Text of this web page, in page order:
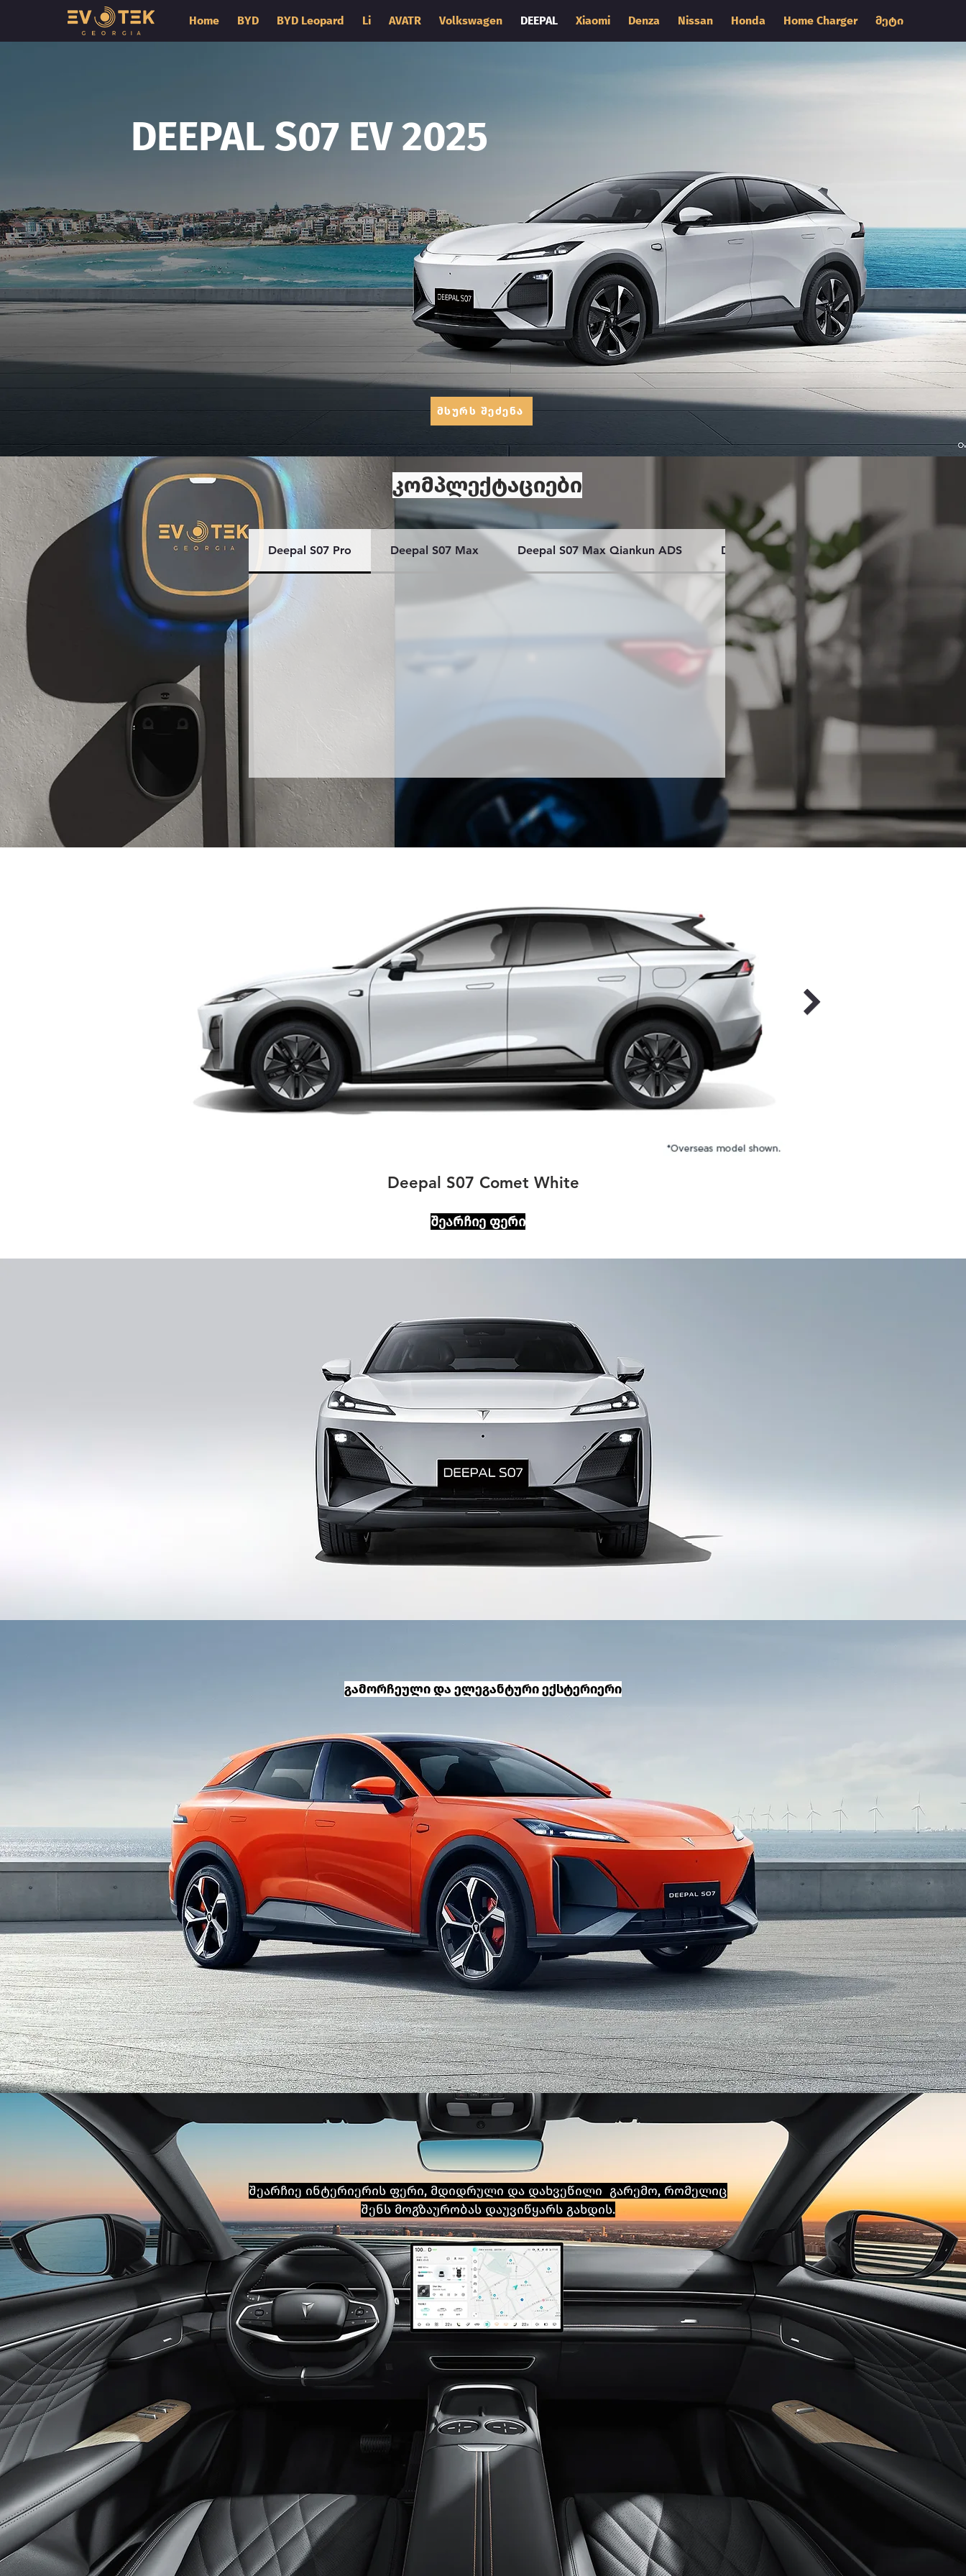
Home BYD BYD Leopard Li AVATR Volkswagen DEEPAL Xiaomi Denza Nissan Honda Home Charger მეტი
DEEPAL S07 EV 2025
მსურს შეძენა
კომპლექტაციები
Deepal S07 Pro Deepal S07 Max Deepal S07 Max Qiankun ADS Deepal S07 628 Max Qiankun ADS
შეარჩიე ფერი
Deepal S07 Comet White
გამორჩეული და ელეგანტური ექსტერიერი
შეარჩიე ინტერიერის ფერი, მდიდრული და დახვეწილი გარემო, რომელიც
შენს მოგზაურობას დაუვიწყარს გახდის.